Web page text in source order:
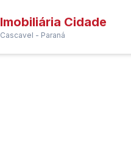
Imobiliária Cidade
Cascavel - Paraná